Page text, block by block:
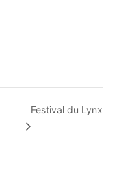
Festival du Lynx